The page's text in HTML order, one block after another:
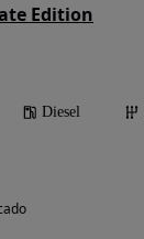
Edition
Diesel